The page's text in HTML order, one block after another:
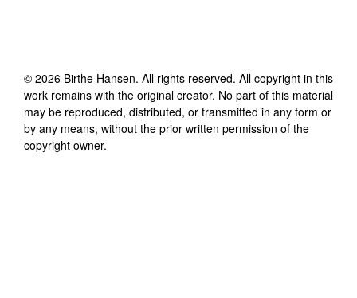
© 2026 Birthe Hansen. All rights reserved. All copyright in this
work remains with the original creator. No part of this material
may be reproduced, distributed, or transmitted in any form or
by any means, without the prior written permission of the
copyright owner.